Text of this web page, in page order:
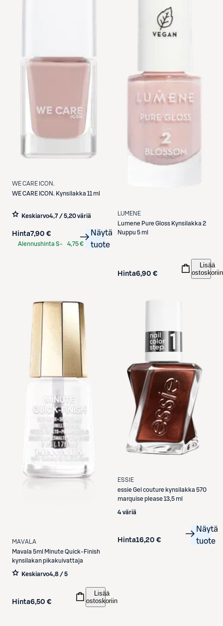
WE CARE ICON.
WE CARE ICON. Kynsilakka 11 ml
Keskiarvo4,7 / 5,20 väriä
Hinta7,90 €
Alennushinta S-
4,75 €
Näytä
tuote
LUMENE
Lumene Pure Gloss Kynsilakka 2
Nuppu 5 ml
Hinta6,90 €
Lisää
ostoskoriin
MAVALA
Mavala 5ml Minute Quick-Finish
kynsilakan pikakuivattaja
Keskiarvo4,8 / 5
Hinta6,50 €
Lisää
ostoskoriin
ESSIE
essieGel couture kynsilakka 570
marquise please 13,5 ml
4 väriä
Hinta16,20 €
Näytä
tuote